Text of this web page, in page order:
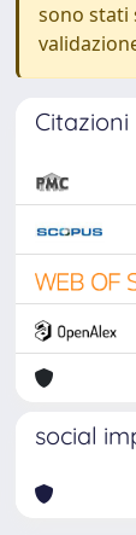
sono stati
Citazioni
social